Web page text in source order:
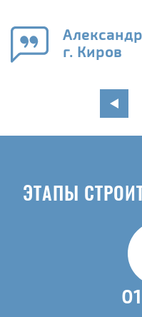
г. Киров
ЭТАПЫ
01